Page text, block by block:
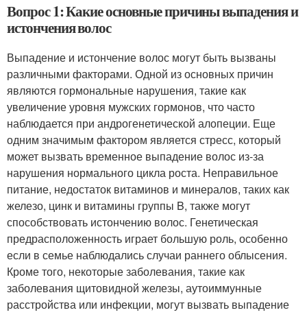
Вопрос 1: Какие основные причины выпадения и
истончения волос
Выпадение и истончение волос могут быть вызваны
различными факторами. Одной из основных причин
являются гормональные нарушения, такие как
увеличение уровня мужских гормонов, что часто
наблюдается при андрогенетической алопеции. Еще
одним значимым фактором является стресс, который
может вызвать временное выпадение волос из-за
нарушения нормального цикла роста. Неправильное
питание, недостаток витаминов и минералов, таких как
железо, цинк и витамины группы B, также могут
способствовать истончению волос. Генетическая
предрасположенность играет большую роль, особенно
если в семье наблюдались случаи раннего облысения.
Кроме того, некоторые заболевания, такие как
заболевания щитовидной железы, аутоиммунные
расстройства или инфекции, могут вызвать выпадение